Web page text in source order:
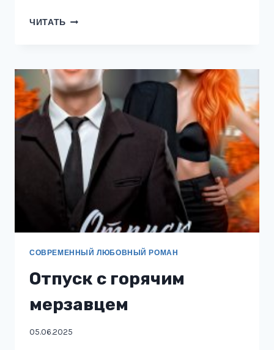
ЧИТАТЬ ЛЖИВАЯ
СОВРЕМЕННЫЙ ЛЮБОВНЫЙ РОМАН
Отпуск с горячим
мерзавцем
05.06.2025